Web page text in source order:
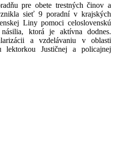
pre obete trestných činov a
sieť 9 poradní v krajských
Liny pomoci celoslovenskú
ktorá je aktívna dodnes.
a vzdelávaniu v oblasti
Justičnej a policajnej